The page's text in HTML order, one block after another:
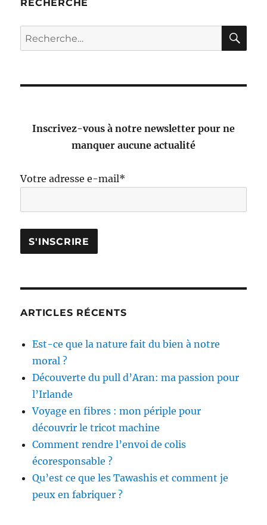
RECHERCHE
Recherche
pour :
Inscrivez-vous à notre newsletter pour ne
manquer aucune actualité
Votre adresse e-mail*
ARTICLES RÉCENTS
Est-ce que la nature fait du bien à notre
moral ?
Découverte du pull d’Aran: ma passion pour
l’Irlande
Voyage en fibres : mon périple pour
découvrir le tricot machine
Comment rendre l’envoi de colis
écoresponsable ?
Qu’est ce que les Tawashis et comment je
peux en fabriquer ?